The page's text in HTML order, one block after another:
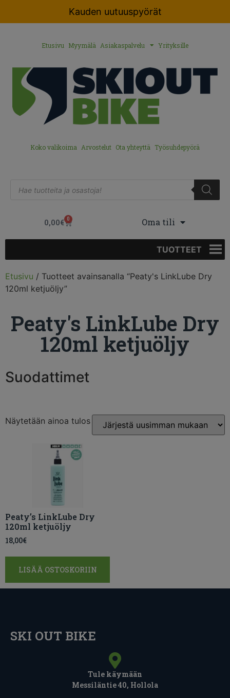
Kauden uutuuspyörät
Etusivu Myymälä Asiakaspalvelu Yrityksille
Koko valikoima Arvostelut Ota yhteyttä Työsuhdepyörä
0,00€ 0 Oma tili
TUOTTEET
Etusivu / Tuotteet avainsanalla “Peaty's LinkLube Dry
120ml ketjuöljy”
Peaty's LinkLube Dry
120ml ketjuöljy
Suodattimet
Näytetään ainoa tulos
Peaty’s LinkLube Dry
120ml ketjuöljy
18,00€
LISÄÄ OSTOSKORIIN
SKI OUT BIKE
Tule käymään
Messiläntie 40, Hollola